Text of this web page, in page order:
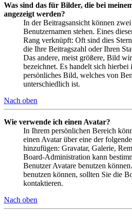
Was sind das für Bilder, die bei
angezeigt werden?
In der Beitragsansicht können
Benutzernamen stehen. Eines
Rang verknüpft: Oft sind dies
die Ihre Beitragszahl oder Ihren
Das andere, meist größere, Bild
bezeichnet. Es handelt sich hierbei
persönliches Bild, welches von
unterschiedlich ist.
Nach oben
Wie verwende ich einen Avatar?
In Ihrem persönlichen Bereich
einen Avatar über eine der
hinzufügen: Gravatar, Galerie,
Board-Administration kann
Benutzer Avatare benutzen
benutzen können, sollten Sie die
kontaktieren.
Nach oben